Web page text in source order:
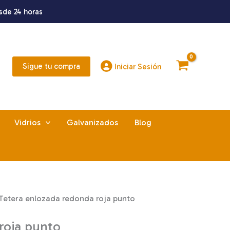
24 horas
Sigue tu compra Iniciar Sesión
Vidrios Galvanizados Blog
enlozada redonda roja punto
punto